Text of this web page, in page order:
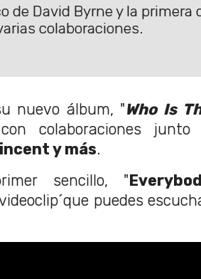
de David Byrne y la primera
colaboraciones.
nuevo álbum, "Who Is
colaboraciones junto
y más.
sencillo, "
puedes